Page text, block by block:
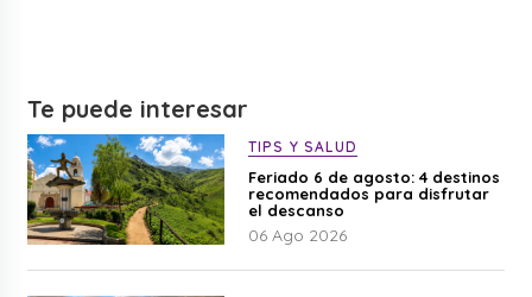
Te puede interesar
TIPS Y SALUD
Feriado 6 de agosto: 4 destinos
recomendados para disfrutar
el descanso
06 Ago 2026